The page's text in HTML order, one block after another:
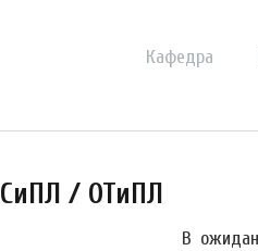
Кафедра
/ ОТиПЛ
В